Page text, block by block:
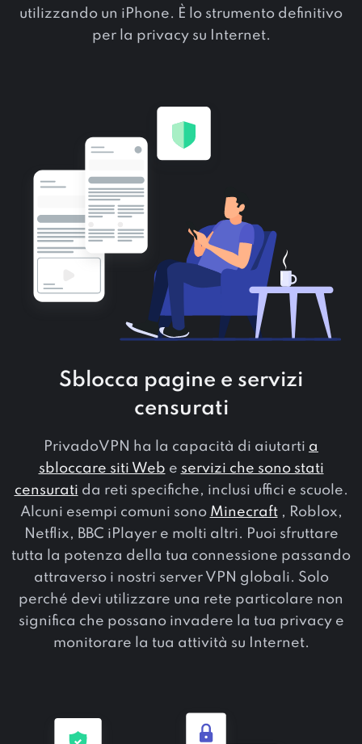
utilizzando un iPhone. È lo strumento definitivo
per la privacy su Internet.
Sblocca pagine e servizi
censurati
PrivadoVPN ha la capacità di aiutarti a
sbloccare siti Web e servizi che sono stati
censurati da reti specifiche, inclusi uffici e scuole.
Alcuni esempi comuni sono Minecraft, Roblox,
Netflix, BBC iPlayer e molti altri. Puoi sfruttare
tutta la potenza della tua connessione passando
attraverso i nostri server VPN globali. Solo
perché devi utilizzare una rete particolare non
significa che possano invadere la tua privacy e
monitorare la tua attività su Internet.